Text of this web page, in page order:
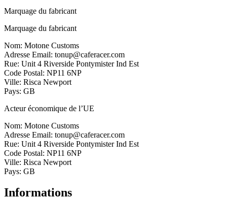
Marquage du fabricant
Marquage du fabricant
Nom: Motone Customs
Adresse Email: tonup@caferacer.com
Rue: Unit 4 Riverside Pontymister Ind Est
Code Postal: NP11 6NP
Ville: Risca Newport
Pays: GB
Acteur économique de l’UE
Nom: Motone Customs
Adresse Email: tonup@caferacer.com
Rue: Unit 4 Riverside Pontymister Ind Est
Code Postal: NP11 6NP
Ville: Risca Newport
Pays: GB
Informations